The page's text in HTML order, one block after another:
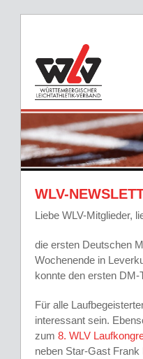
WLV-
Liebe WLV-Mitglieder,
die ersten Deutschen
Wochenende in
konnte den ersten
Für alle
interessant sein.
zum 8. WLV
neben Star-Gast